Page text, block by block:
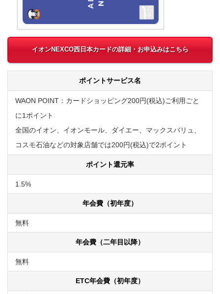
イオンNEXCO西日本カードの詳細・お申込みはこちら
ポイントサービス名
WAON POINT：カードショッピング200円(税込)ご利用ごと
に1ポイント
全国のイオン、イオンモール、ダイエー、マックスバリュ、
コスモ石油などの対象店舗では200円(税込)で2ポイント
ポイント還元率
1.5%
年会費（初年度）
無料
年会費（二年目以降）
無料
ETC年会費（初年度）